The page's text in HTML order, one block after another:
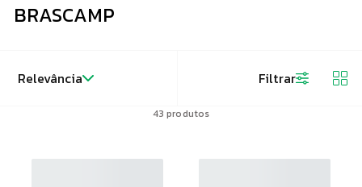
BRASCAMP
Relevância Filtrar
43 produtos